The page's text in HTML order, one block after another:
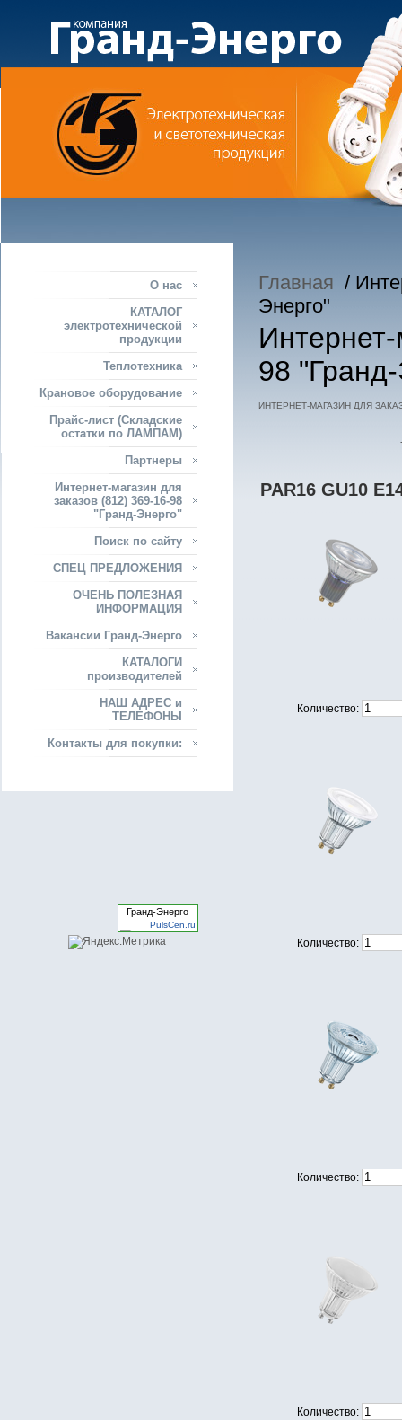
Главная /
Энерго"
98
ИНТЕРНЕТ-МАГАЗИН ДЛЯ
PAR16 GU10
Количество:
Количество:
Количество:
Количество:
О нас
КАТАЛОГ
электротехнической
продукции
Теплотехника
Крановое оборудование
Прайс-лист (Складские
остатки по ЛАМПАМ)
Партнеры
Интернет-магазин для
заказов (812) 369-16-98
"Гранд-Энерго"
Поиск по сайту
СПЕЦ ПРЕДЛОЖЕНИЯ
ОЧЕНЬ ПОЛЕЗНАЯ
ИНФОРМАЦИЯ
Вакансии Гранд-Энерго
КАТАЛОГИ
производителей
НАШ АДРЕС и
ТЕЛЕФОНЫ
Контакты для покупки:
Гранд-Энерго
PulsCen.ru